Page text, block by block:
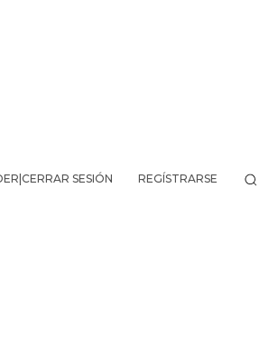
SESIÓN REGÍSTRARSE